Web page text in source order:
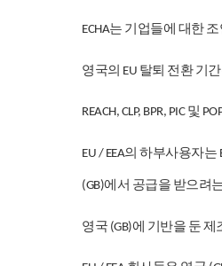
ECHA는 기업들에 대한 조
영국의 EU 탈퇴 전환 기
REACH, CLP, BPR, PIC 및
EU / EEA의 하부사용자는
(GB)에서 공급을 받으려
영국 (GB)에 기반을 둔제